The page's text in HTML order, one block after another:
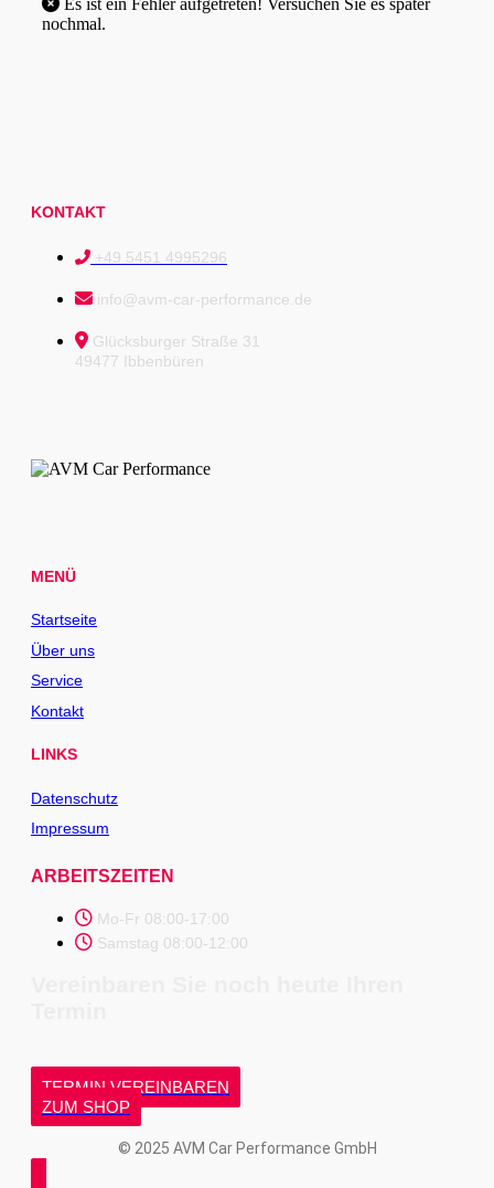
nochmal.
KONTAKT
+49 5451 4995296
info@avm-car-performance.de
Glücksburger Straße 31
49477 Ibbenbüren
MENÜ
Startseite
Über uns
Service
Kontakt
LINKS
Datenschutz
Impressum
ARBEITSZEITEN
Mo-Fr 08:00-17:00
Samstag 08:00-12:00
TERMIN VEREINBAREN
ZUM SHOP
© 2025 AVM Car Performance GmbH